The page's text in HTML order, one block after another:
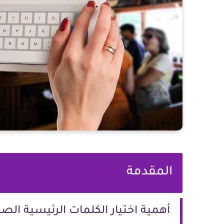
المقدمة
أهمية اختيار الكلمات الرئيسية